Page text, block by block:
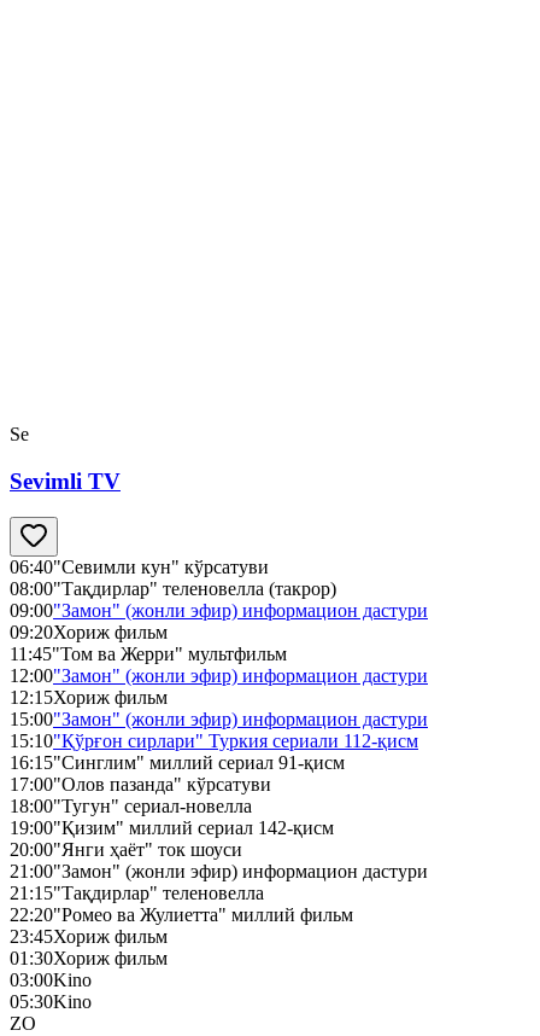
Se
Sevimli TV
06:40"Севимли кун" кўрсатуви
08:00"Тақдирлар" теленовелла (такрор)
09:00"Замон" (жонли эфир) информацион дастури
09:20Хориж фильм
11:45"Том ва Жерри" мультфильм
12:00"Замон" (жонли эфир) информацион дастури
12:15Хориж фильм
15:00"Замон" (жонли эфир) информацион дастури
15:10"Қўрғон сирлари" Туркия сериали 112-қисм
16:15"Синглим" миллий сериал 91-қисм
17:00"Олов пазанда" кўрсатуви
18:00"Тугун" сериал-новелла
19:00"Қизим" миллий сериал 142-қисм
20:00"Янги ҳаёт" ток шоуси
21:00"Замон" (жонли эфир) информацион дастури
21:15"Тақдирлар" теленовелла
22:20"Ромео ва Жулиетта" миллий фильм
23:45Хориж фильм
01:30Хориж фильм
03:00Kino
05:30Kino
ZO